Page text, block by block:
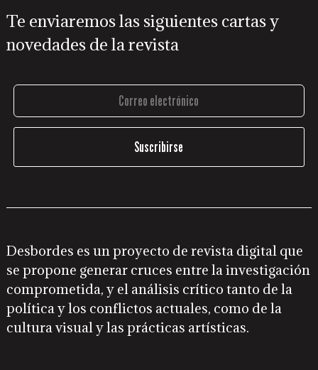
Te enviaremos las siguientes cartas y
novedades de la revista
Desbordes es un proyecto de revista digital que
se propone generar cruces entre la investigación
comprometida, y el análisis crítico tanto de la
política y los conflictos actuales, como de la
cultura visual y las prácticas artísticas.